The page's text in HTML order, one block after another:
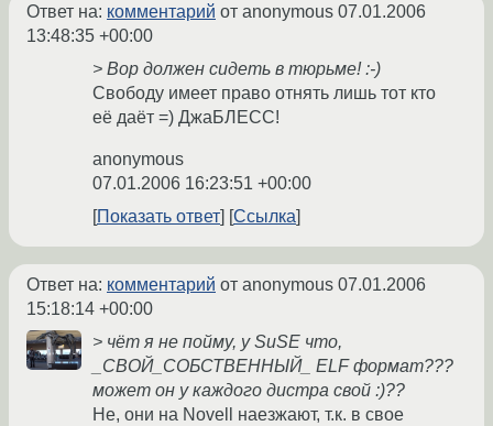
Ответ на: комментарий от anonymous 07.01.2006
13:48:35 +00:00
> Вор должен сидеть в тюрьме! :-)
Свободу имеет право отнять лишь тот кто
её даёт =) ДжаБЛЕСС!
anonymous
07.01.2006 16:23:51 +00:00
Показать ответ
Ссылка
Ответ на: комментарий от anonymous 07.01.2006
15:18:14 +00:00
> чёт я не пойму, у SuSE что,
_СВОЙ_СОБСТВЕННЫЙ_ ELF формат???
может он у каждого дистра свой :)??
Не, они на Novell наезжают, т.к. в свое